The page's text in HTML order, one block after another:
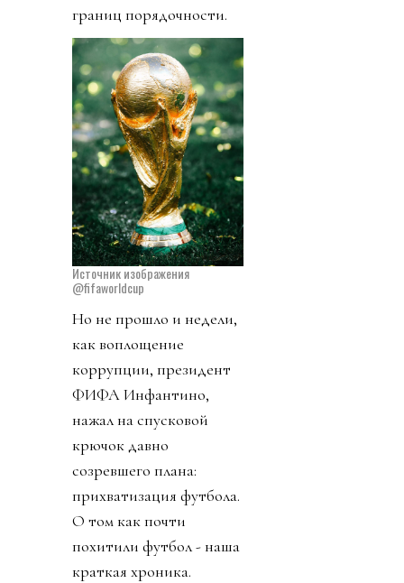
границ порядочности.
Источник изображения
@fifaworldcup
Но не прошло и недели,
как воплощение
коррупции, президент
ФИФА Инфантино,
нажал на спусковой
крючок давно
созревшего плана:
прихватизация футбола.
О том как почти
похитили футбол - наша
краткая хроника.